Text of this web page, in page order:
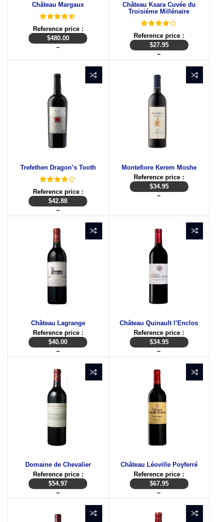
Château Margaux
Reference price :
$480.00
~
Château Ksara Cuvée du
Troisiéme Millénaire
Reference price :
$27.95
~
Trefethen Dragon’s Tooth
Reference price :
$42.88
~
Montefiore Kerem Moshe
Reference price :
$34.95
~
Château Lagrange
Reference price :
$40.00
~
Château Quinault l’Enclos
Reference price :
$34.95
~
Domaine de Chevalier
Reference price :
$54.97
~
Château Léoville Poyferré
Reference price :
$67.95
~